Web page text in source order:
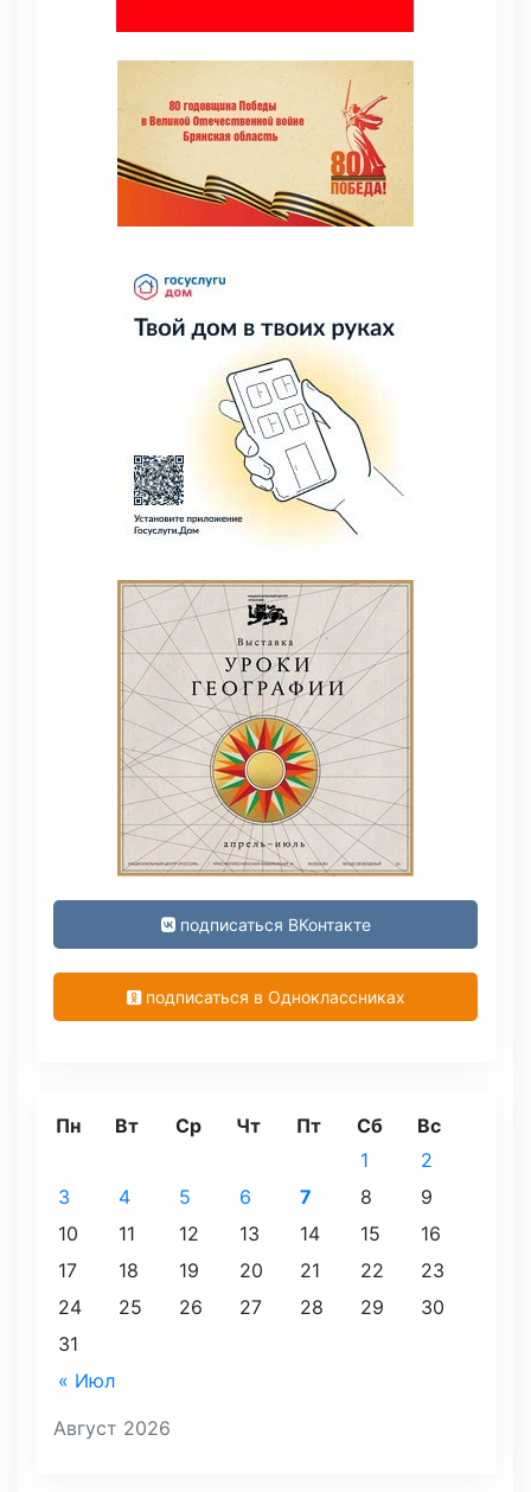
подписаться ВКонтакте
подписаться в Одноклассниках
Август 2026
Пн Вт Ср Чт Пт Сб Вс
« Июл
1
2
3
4 5 6 7 8
9
10
11 12 13 14 15
16
17
18 19 20 21 22
23
24
25 26 27 28 29
30
31